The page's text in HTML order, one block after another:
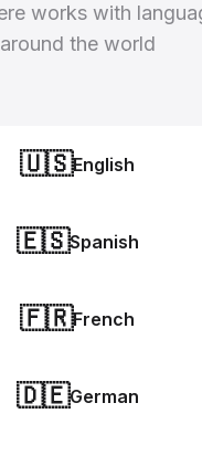
works with
around the world
🇺🇸English
🇪🇸Spanish
🇫🇷French
🇩🇪German